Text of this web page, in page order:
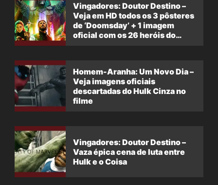
Vingadores: Doutor Destino –
Veja em HD todos os 3 pôsteres
de ‘Doomsday’ + 1 imagem
oficial com os 26 heróis do
Homem-Aranha: Um Novo Dia –
Veja imagens oficiais
descartadas do Hulk Cinza no
filme
Vingadores: Doutor Destino –
Vaza épica cena de luta entre
Hulk e o Coisa